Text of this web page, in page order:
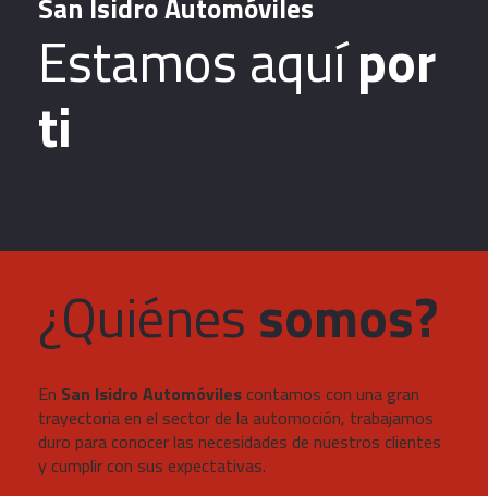
San Isidro Automóviles
Estamos aquípor
ti
¿Quiénessomos?
En San Isidro Automóvilescontamos con una gran
trayectoria en el sector de la automoción, trabajamos
duro para conocer las necesidades de nuestros clientes
y cumplir con sus expectativas.